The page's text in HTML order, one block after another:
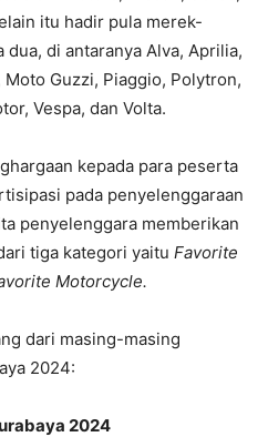
itu hadir pula merek-
di antaranya Alva, Aprilia,
Guzzi, Piaggio, Polytron,
Vespa, dan Volta.
kepada para peserta
pada penyelenggaraan
penyelenggara memberikan
tiga kategori yaitu Favorite
Motorcycle.
dari masing-masing
2024:
2024